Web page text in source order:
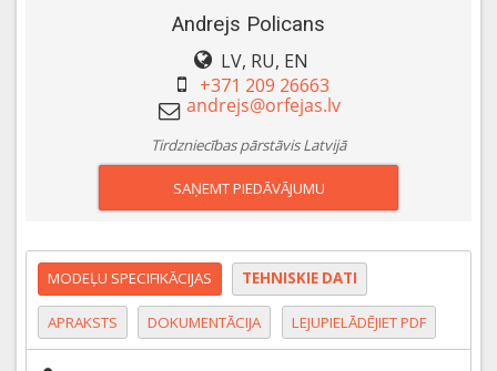
Andrejs Policans
LV, RU, EN
+371 209 26663
Tirdzniecības pārstāvis Latvijā
SAŅEMT PIEDĀVĀJUMU
MODEĻU SPECIFIKĀCIJAS TEHNISKIE DATI
APRAKSTS DOKUMENTĀCIJA LEJUPIELĀDĒJIET PDF